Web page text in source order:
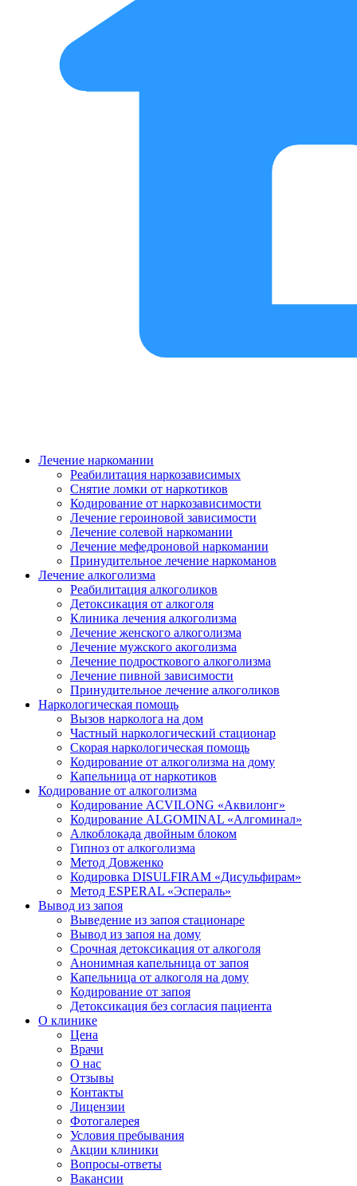
Лечение наркомании
Реабилитация наркозависимых
Снятие ломки от наркотиков
Кодирование от наркозависимости
Лечение героиновой зависимости
Лечение солевой наркомании
Лечение мефедроновой наркомании
Принудительное лечение наркоманов
Лечение алкоголизма
Реабилитация алкоголиков
Детоксикация от алкоголя
Клиника лечения алкоголизма
Лечение женского алкоголизма
Лечение мужского акоголизма
Лечение подросткового алкоголизма
Лечение пивной зависимости
Принудительное лечение алкоголиков
Наркологическая помощь
Вызов нарколога на дом
Частный наркологический стационар
Скорая наркологическая помощь
Кодирование от алкоголизма на дому
Капельница от наркотиков
Кодирование от алкоголизма
Кодирование ACVILONG «Аквилонг»
Кодирование ALGOMINAL «Алгоминал»
Алкоблокада двойным блоком
Гипноз от алкоголизма
Метод Довженко
Кодировка DISULFIRAM «Дисульфирам»
Метод ESPERAL «Эспераль»
Вывод из запоя
Выведение из запоя стационаре
Вывод из запоя на дому
Срочная детоксикация от алкоголя
Анонимная капельница от запоя
Капельница от алкоголя на дому
Кодирование от запоя
Детоксикация без согласия пациента
О клинике
Цена
Врачи
О нас
Отзывы
Контакты
Лицензии
Фотогалерея
Условия пребывания
Акции клиники
Вопросы-ответы
Вакансии